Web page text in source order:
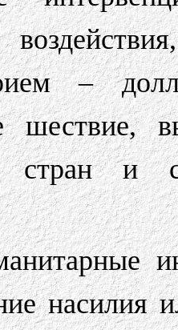
–
шествие,
стран и
насилия